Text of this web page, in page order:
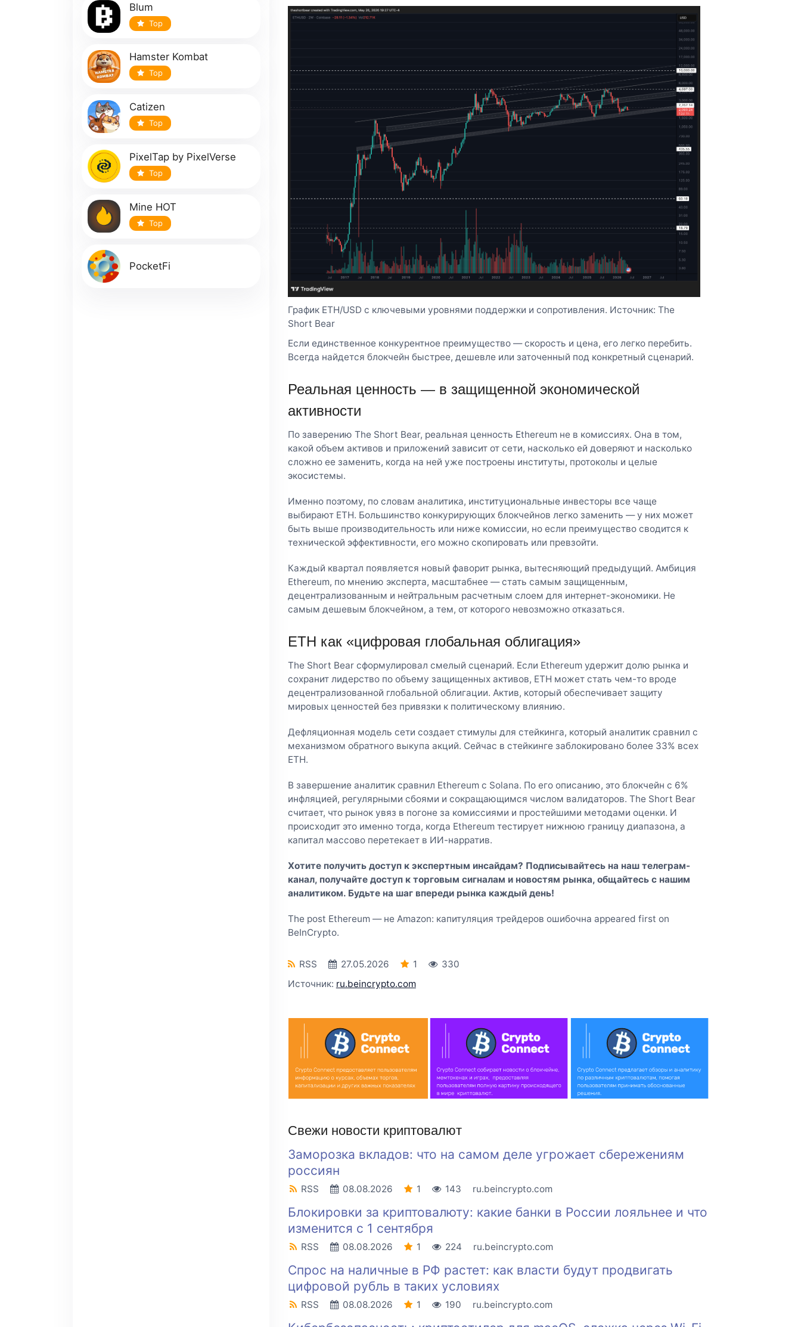
Blum
Top
Hamster Kombat
Top
Catizen
Top
PixelTap by PixelVerse
Top
Mine HOT
Top
PocketFi
График ETH/USD с ключевыми уровнями поддержки и сопротивления. Источник: The
Short Bear
Если единственное конкурентное преимущество — скорость и цена, его легко перебить.
Всегда найдется блокчейн быстрее, дешевле или заточенный под конкретный сценарий.
Реальная ценность — в защищенной экономической
активности
По заверению The Short Bear, реальная ценность Ethereum не в комиссиях. Она в том,
какой объем активов и приложений зависит от сети, насколько ей доверяют и насколько
сложно ее заменить, когда на ней уже построены институты, протоколы и целые
экосистемы.
Именно поэтому, по словам аналитика, институциональные инвесторы все чаще
выбирают ETH. Большинство конкурирующих блокчейнов легко заменить — у них может
быть выше производительность или ниже комиссии, но если преимущество сводится к
технической эффективности, его можно скопировать или превзойти.
Каждый квартал появляется новый фаворит рынка, вытесняющий предыдущий. Амбиция
Ethereum, по мнению эксперта, масштабнее — стать самым защищенным,
децентрализованным и нейтральным расчетным слоем для интернет-экономики. Не
самым дешевым блокчейном, а тем, от которого невозможно отказаться.
ETH как «цифровая глобальная облигация»
The Short Bear сформулировал смелый сценарий. Если Ethereum удержит долю рынка и
сохранит лидерство по объему защищенных активов, ETH может стать чем-то вроде
децентрализованной глобальной облигации. Актив, который обеспечивает защиту
мировых ценностей без привязки к политическому влиянию.
Дефляционная модель сети создает стимулы для стейкинга, который аналитик сравнил с
механизмом обратного выкупа акций. Сейчас в стейкинге заблокировано более 33% всех
ETH.
В завершение аналитик сравнил Ethereum с Solana. По его описанию, это блокчейн с 6%
инфляцией, регулярными сбоями и сокращающимся числом валидаторов. The Short Bear
считает, что рынок увяз в погоне за комиссиями и простейшими методами оценки. И
происходит это именно тогда, когда Ethereum тестирует нижнюю границу диапазона, а
капитал массово перетекает в ИИ-нарратив.
Хотите получить доступ к экспертным инсайдам? Подписывайтесь на наштелеграм-
канал, получайте доступ к торговым сигналам и новостям рынка, общайтесь с нашим
аналитиком. Будьте на шаг впереди рынка каждый день!
The post Ethereum — не Amazon: капитуляция трейдеров ошибочна appeared first on
BeInCrypto.
RSS 27.05.2026 1
330
Источник: ru.beincrypto.com
Свежи новости криптовалют
Заморозка вкладов: что на самом деле угрожает сбережениям
россиян
RSS 08.08.2026 1 143 ru.beincrypto.com
Блокировки за криптовалюту: какие банки в России лояльнее и что
изменится с 1 сентября
RSS 08.08.2026 1 224 ru.beincrypto.com
Спрос на наличные в РФ растет: как власти будут продвигать
цифровой рубль в таких условиях
RSS 08.08.2026 1 190 ru.beincrypto.com